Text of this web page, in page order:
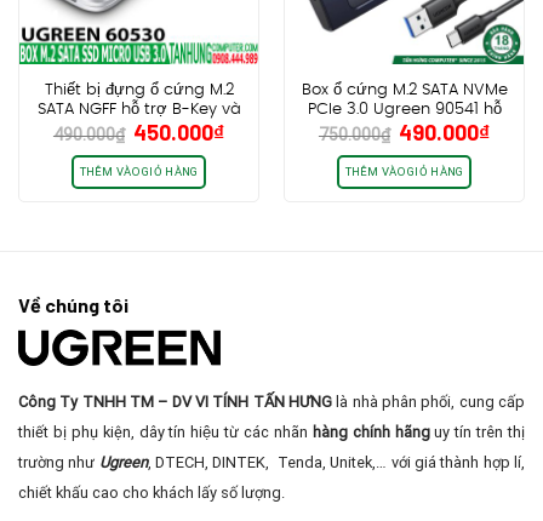
Thiết bị đựng ổ cứng M.2
SATA NGFF hỗ trợ B-Key và
M+B Key
2230/2242/2260/2280, hỗ
trợ UASP, 5Gbps cổng
Micro USB 3.0 UGREEN
490.000₫ Giá
gốc
là:
490.000₫.
450.000₫Giá
THÊM VÀO GIỎ HÀNG
Box ổ cứng M.2 SATA NVMe
PCIe 3.0 Ugreen 90541 hỗ
trợ B-Key và M+B Key
2230/2242/2260/2280,
10Gbps cổng USB type C
750.000₫ Giá
gốc
là:
750.000₫.
490.000₫Giá
THÊM VÀO GIỎ HÀNG
Về chúng tôi
Công Ty TNHH TM – DV VI TÍNH TẤN HƯNGlà nhà phân phối, cung cấp
thiết bị phụ kiện, dây tín hiệu từ các nhãn hàng chính hãnguy tín trên thị
trường như Ugreen, DTECH, DINTEK, Tenda, Unitek,… với giá thành hợp lí,
chiết khấu cao cho khách lấy số lượng.